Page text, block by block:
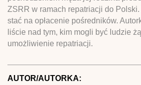
ZSRR w ramach repatriacji do Polski.
stać na opłacenie pośredników.
liście nad tym, kim mogli być ludzie
umożliwienie repatriacji.
AUTOR/AUTORKA: